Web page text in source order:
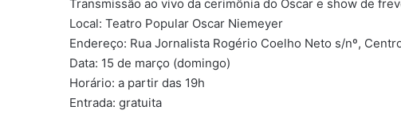
Transmissão ao vivo da cerimônia do Oscar e show de
Local: Teatro Popular Oscar Niemeyer
Endereço: Rua Jornalista Rogério Coelho Neto s/nº,
Data: 15 de março (domingo)
Horário: a partir das 19h
Entrada: gratuita